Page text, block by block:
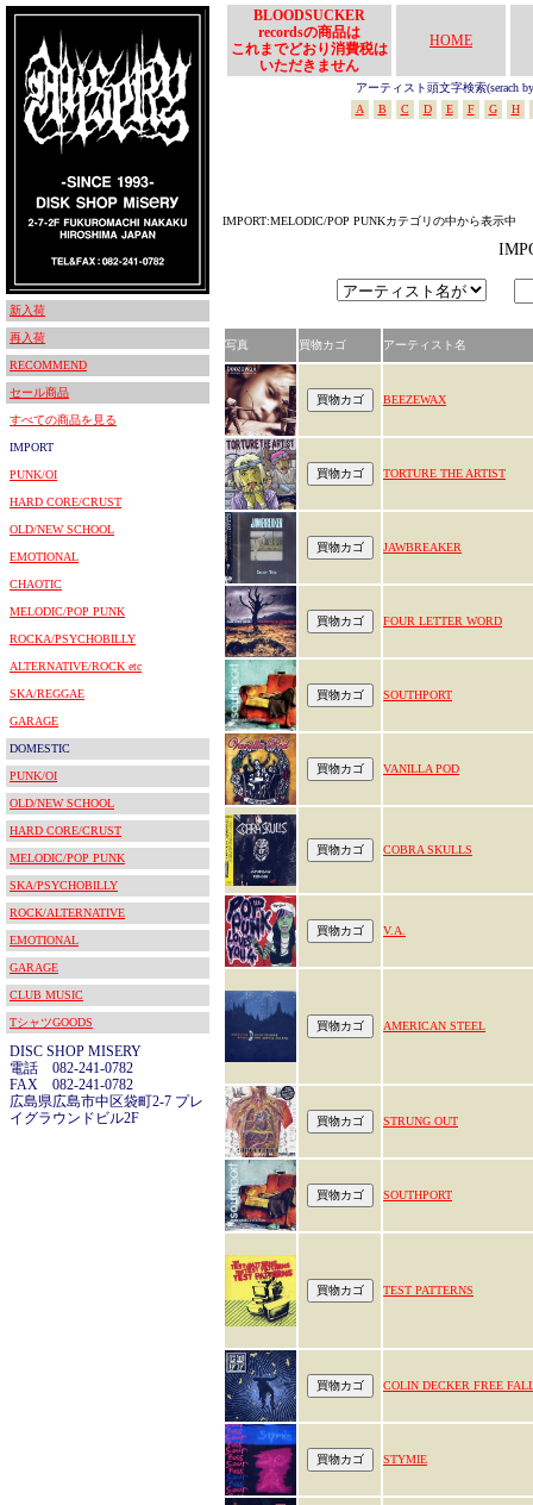
新入荷
再入荷
RECOMMEND
セール商品
すべての商品を見る
IMPORT
PUNK/OI
HARD CORE/CRUST
OLD/NEW SCHOOL
EMOTIONAL
CHAOTIC
MELODIC/POP PUNK
ROCKA/PSYCHOBILLY
ALTERNATIVE/ROCK etc
SKA/REGGAE
GARAGE
DOMESTIC
PUNK/OI
OLD/NEW SCHOOL
HARD CORE/CRUST
MELODIC/POP PUNK
SKA/PSYCHOBILLY
ROCK/ALTERNATIVE
EMOTIONAL
GARAGE
CLUB MUSIC
TシャツGOODS
DISC SHOP MISERY
電話 082-241-0782
FAX 082-241-0782
広島県広島市中区袋町2-7 プレ
イグラウンドビル2F
BLOODSUCKER
recordsの商品は
これまでどおり消費税は
いただきません
HOME
アーティスト頭文字検索(serach
A
B C D E F G H
IMPORT:MELODIC/POP PUNKカテゴリの中から表示中
写真 買物カゴ アーティスト名
BEEZEWAX
TORTURE THE ARTIST
JAWBREAKER
FOUR LETTER WORD
SOUTHPORT
VANILLA POD
COBRA SKULLS
V.A.
AMERICAN STEEL
STRUNG OUT
SOUTHPORT
TEST PATTERNS
COLIN DECKER FREE
STYMIE